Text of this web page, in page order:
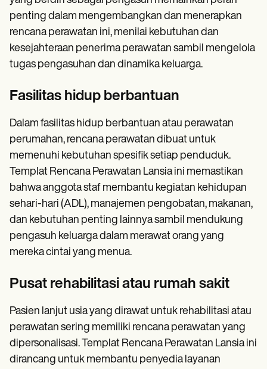
penting dalam mengembangkan dan menerapkan
rencana perawatan ini, menilai kebutuhan dan
kesejahteraan penerima perawatan sambil mengelola
tugas pengasuhan dan dinamika keluarga.
Fasilitas hidup berbantuan
Dalam fasilitas hidup berbantuan atau perawatan
perumahan, rencana perawatan dibuat untuk
memenuhi kebutuhan spesifik setiap penduduk.
Templat Rencana Perawatan Lansia ini memastikan
bahwa anggota staf membantu kegiatan kehidupan
sehari-hari (ADL), manajemen pengobatan, makanan,
dan kebutuhan penting lainnya sambil mendukung
pengasuh keluarga dalam merawat orang yang
mereka cintai yang menua.
Pusat rehabilitasi atau rumah sakit
Pasien lanjut usia yang dirawat untuk rehabilitasi atau
perawatan sering memiliki rencana perawatan yang
dipersonalisasi. Templat Rencana Perawatan Lansia ini
dirancang untuk membantu penyedia layanan